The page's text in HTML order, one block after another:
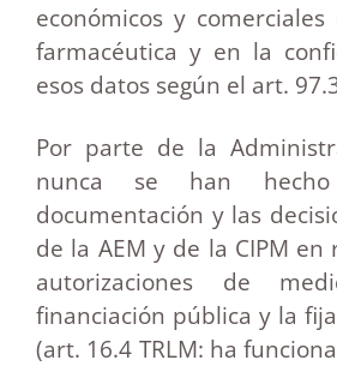
económicos y
farmacéutica y en la
esos datos según el art.
Por parte de la
nunca se han
documentación y las
de la AEM y de la CIPM en
autorizaciones de
financiación pública y la
(art. 16.4 TRLM: ha